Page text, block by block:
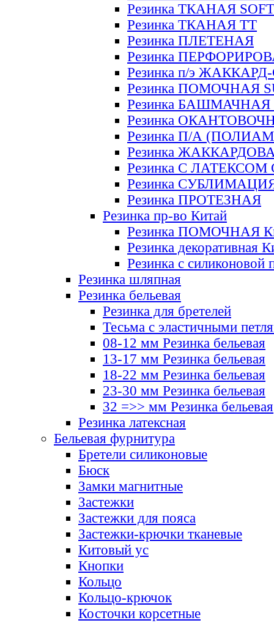
Резинка ТКАНАЯ
Резинка ТКАНАЯ ТТ
Резинка ПЛЕТЕНАЯ
Резинка
Резинка п/э
Резинка ПОМОЧНАЯ
Резинка БАШМАЧНАЯ
Резинка
Резинка П/А
Резинка
Резинка С ЛАТЕКСОМ
Резинка
Резинка ПРОТЕЗНАЯ
Резинка пр-во Китай
Резинка ПОМОЧНАЯ
Резинка декоративная
Резинка с силиконовой
Резинка шляпная
Резинка бельевая
Резинка для бретелей
Тесьма с эластичными
08-12 мм Резинка бельевая
13-17 мм Резинка бельевая
18-22 мм Резинка бельевая
23-30 мм Резинка бельевая
32 =>> мм Резинка бельевая
Резинка латексная
Бельевая фурнитура
Бретели силиконовые
Бюск
Замки магнитные
Застежки
Застежки для пояса
Застежки-крючки тканевые
Китовый ус
Кнопки
Кольцо
Кольцо-крючок
Косточки корсетные